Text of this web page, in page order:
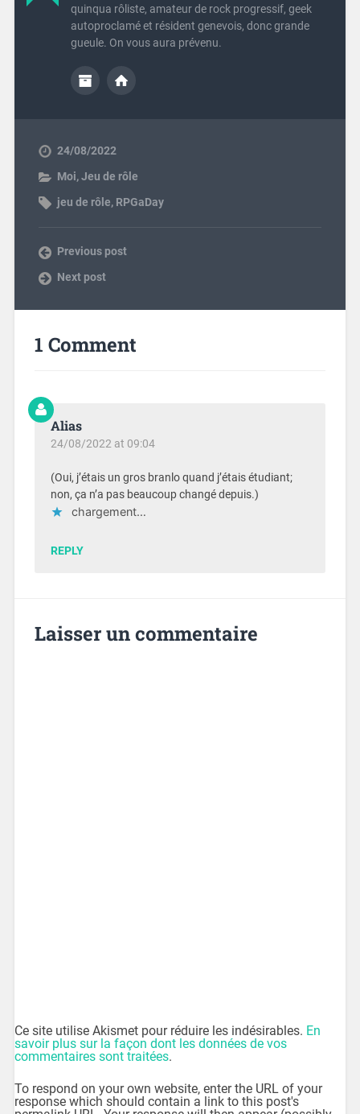
quinqua rôliste, amateur de rock progressif, geek
autoproclamé et résident genevois, donc grande
gueule. On vous aura prévenu.
24/08/2022
Moi,Jeu de rôle
jeu de rôle, RPGaDay
Previous post
Next post
1 Comment
Alias
24/08/2022 at 09:04
(Oui, j’étais un gros branlo quand j’étais étudiant;
non, ça n’a pas beaucoup changé depuis.)
chargement…
REPLY
Laisser un commentaire
Ce site utilise Akismet pour réduire les indésirables. En
savoir plus sur la façon dont les données de vos
commentaires sont traitées.
To respond on your own website, enter the URL of your
response which should contain a link to this post's